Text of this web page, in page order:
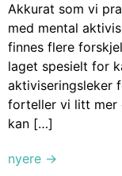
Akkurat som vi
med mental
finnes flere
laget spesielt for
aktiviseringsleker
forteller vi litt mer
kan […]
nyere →